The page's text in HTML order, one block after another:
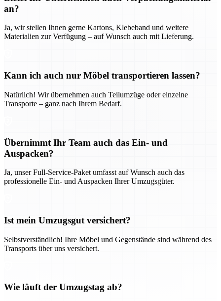
an?
Ja, wir stellen Ihnen gerne Kartons, Klebeband und weitere
Materialien zur Verfügung – auf Wunsch auch mit Lieferung.
Kann ich auch nur Möbel transportieren lassen?
Natürlich! Wir übernehmen auch Teilumzüge oder einzelne
Transporte – ganz nach Ihrem Bedarf.
Übernimmt Ihr Team auch das Ein- und
Auspacken?
Ja, unser Full-Service-Paket umfasst auf Wunsch auch das
professionelle Ein- und Auspacken Ihrer Umzugsgüter.
Ist mein Umzugsgut versichert?
Selbstverständlich! Ihre Möbel und Gegenstände sind während des
Transports über uns versichert.
Wie läuft der Umzugstag ab?